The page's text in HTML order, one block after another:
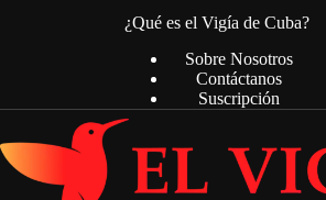
¿Qué es el Vigía de Cuba?
Sobre Nosotros
Contáctanos
Suscripción